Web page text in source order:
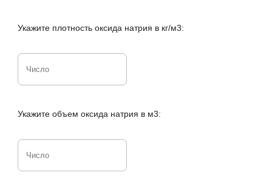
Укажите плотность оксида натрия в кг/м3:
Укажите объем оксида натрия в м3: